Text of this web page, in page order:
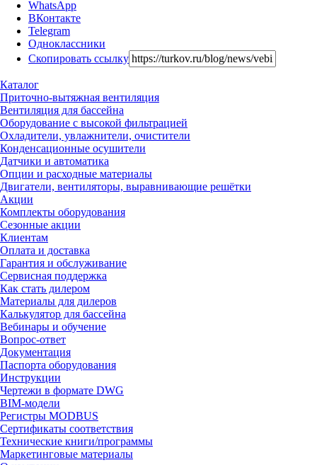
WhatsApp
ВКонтакте
Telegram
Одноклассники
Скопировать ссылку
Каталог
Приточно-вытяжная вентиляция
Вентиляция для бассейна
Оборудование с высокой фильтрацией
Охладители, увлажнители, очистители
Конденсационные осушители
Датчики и автоматика
Опции и расходные материалы
Двигатели, вентиляторы, выравнивающие решётки
Акции
Комплекты оборудования
Сезонные акции
Клиентам
Оплата и доставка
Гарантия и обслуживание
Сервисная поддержка
Как стать дилером
Материалы для дилеров
Калькулятор для бассейна
Вебинары и обучение
Вопрос-ответ
Документация
Паспорта оборудования
Инструкции
Чертежи в формате DWG
BIM-модели
Регистры MODBUS
Сертификаты соответствия
Технические книги/программы
Маркетинговые материалы